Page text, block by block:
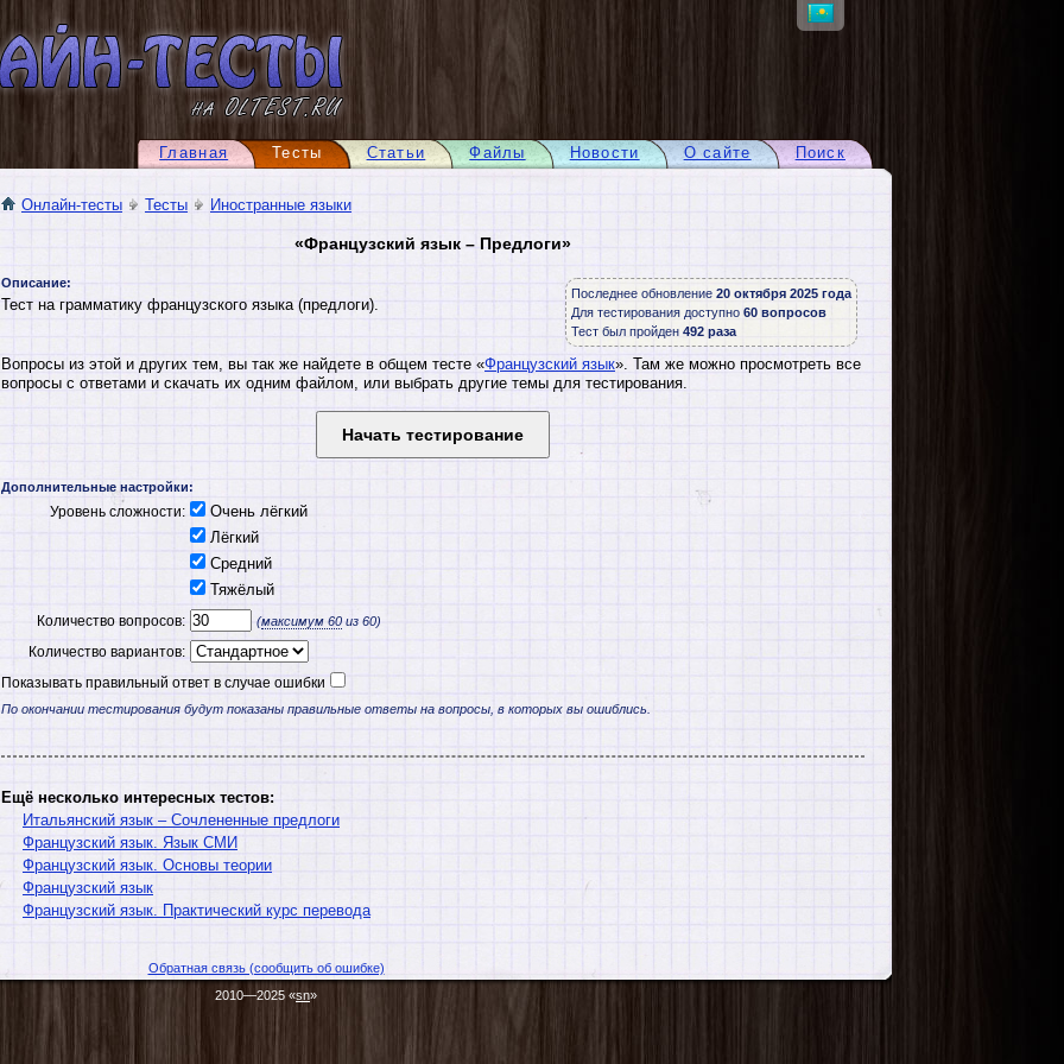
Поиск
О сайте
Новости
Файлы
Статьи
Тесты
Главная
Онлайн-тесты Тесты Иностранные языки
«Французский язык – Предлоги»
Последнее обновление 20 октября 2025 года
Для тестирования доступно 60 вопросов
Тест был пройден 492 раза
Описание:
Тест на грамматику французского языка (предлоги).
Вопросы из этой и других тем, вы так же найдете в общем тесте «Французский язык». Там же можно просмотреть все
вопросы с ответами и скачать их одним файлом, или выбрать другие темы для тестирования.
Дополнительные настройки:
Уровень сложности:
Очень лёгкий
Лёгкий
Средний
Тяжёлый
Количество вопросов: (максимум 60 из 60)
Количество вариантов:
Показывать правильный ответ в случае ошибки
По окончании тестирования будут показаны правильные ответы на вопросы, в которых вы ошиблись.
Ещё несколько интересных тестов:
Итальянский язык – Сочлененные предлоги
Французский язык. Язык СМИ
Французский язык. Основы теории
Французский язык
Французский язык. Практический курс перевода
Обратная связь (сообщить об ошибке)
2010—2025 «sn»